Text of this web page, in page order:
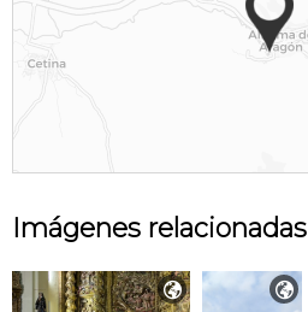
Imágenes relacionadas
 